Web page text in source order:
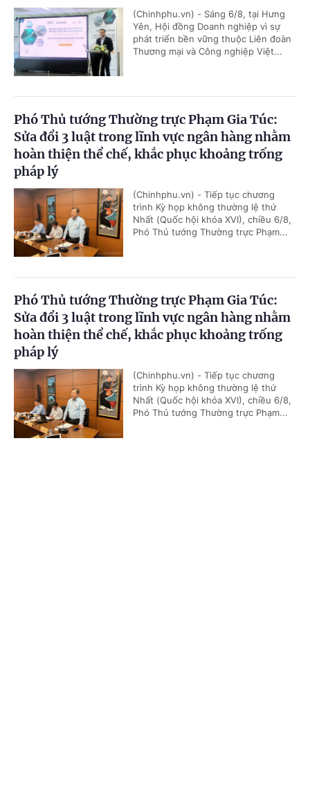
(Chinhphu.vn) - Sáng 6/8, tại Hưng
Yên, Hội đồng Doanh nghiệp vì sự
phát triển bền vững thuộc Liên đoàn
Thương mại và Công nghiệp Việt...
Phó Thủ tướng Thường trực Phạm Gia Túc:
Sửa đổi 3 luật trong lĩnh vực ngân hàng nhằm
hoàn thiện thể chế, khắc phục khoảng trống
pháp lý
(Chinhphu.vn) - Tiếp tục chương
trình Kỳ họp không thường lệ thứ
Nhất (Quốc hội khóa XVI), chiều 6/8,
Phó Thủ tướng Thường trực Phạm...
Phó Thủ tướng Thường trực Phạm Gia Túc:
Sửa đổi 3 luật trong lĩnh vực ngân hàng nhằm
hoàn thiện thể chế, khắc phục khoảng trống
pháp lý
(Chinhphu.vn) - Tiếp tục chương
trình Kỳ họp không thường lệ thứ
Nhất (Quốc hội khóa XVI), chiều 6/8,
Phó Thủ tướng Thường trực Phạm...